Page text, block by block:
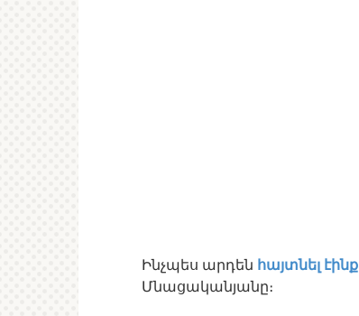
Ինչպես արդեն հայտնել էինք
Մնացականյանը։